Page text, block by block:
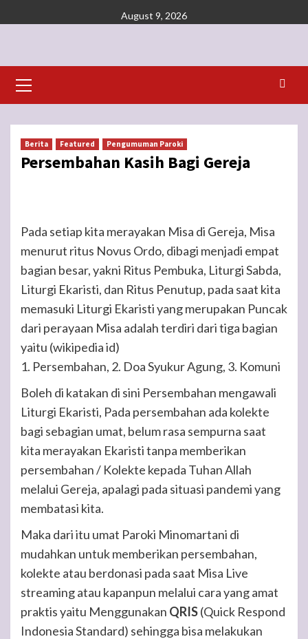
to
August 9, 2026
Menu
Berita Featured Pengumuman Paroki
Persembahan Kasih Bagi Gereja
Pada setiap kita merayakan Misa di Gereja, Misa
menurut ritus Novus Ordo, dibagi menjadi empat
bagian besar, yakni Ritus Pembuka, Liturgi Sabda,
Liturgi Ekaristi, dan Ritus Penutup, pada saat kita
memasuki Liturgi Ekaristi yang merupakan Puncak
dari perayaan Misa adalah terdiri dari tiga bagian
yaitu (wikipedia id)
1. Persembahan, 2. Doa Syukur Agung, 3. Komuni
Boleh di katakan di sini Persembahan mengawali
Liturgi Ekaristi, Pada persembahan ada kolekte
bagi sebagian umat, belum rasa sempurna saat
kita merayakan Ekaristi tanpa memberikan
persembahan / Kolekte kepada Tuhan Allah
melalui Gereja, apalagi pada situasi pandemi yang
membatasi kita.
Maka dari itu umat Paroki Minomartani di
mudahkan untuk memberikan persembahan,
kolekte atau berdonasi pada saat Misa Live
streaming atau kapanpun melalui cara yang amat
praktis yaitu Menggunakan QRIS(Quick Respond
Indonesia Standard) sehingga bisa melakukan